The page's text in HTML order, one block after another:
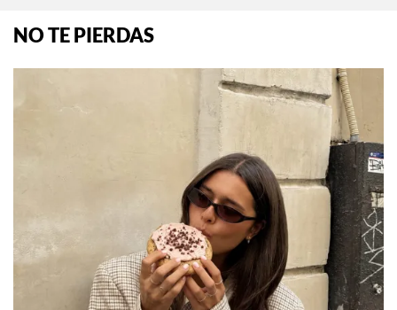
NO TE PIERDAS